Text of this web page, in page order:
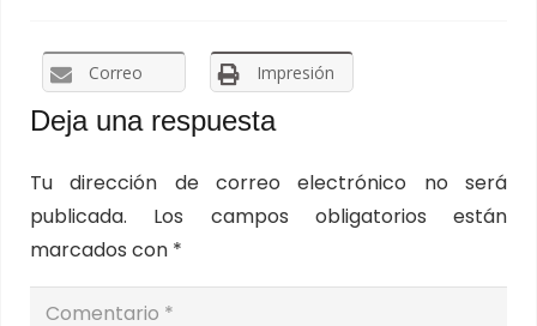
Correo Impresión
Deja una respuesta
Tu dirección de correo electrónico no será
publicada.
Los campos obligatorios están
marcados con *